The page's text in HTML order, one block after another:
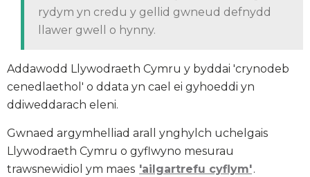
rydym yn credu y gellid gwneud defnydd
llawer gwell o hynny.
Addawodd Llywodraeth Cymru y byddai 'crynodeb
cenedlaethol' o ddata yn cael ei gyhoeddi yn
ddiweddarach eleni.
Gwnaed argymhelliad arall ynghylch uchelgais
Llywodraeth Cymru o gyflwyno mesurau
trawsnewidiol ym maes 'ailgartrefu cyflym'.